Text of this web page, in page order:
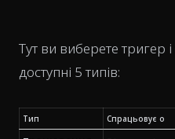
Тут ви виберете тригер
доступні 5 типів:
Тип Спрацьовує о